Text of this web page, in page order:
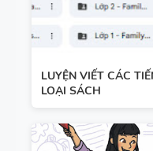
LUYỆN VIẾT CÁC
LOẠI SÁCH